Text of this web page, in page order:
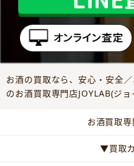
お酒の買取なら、安心・安全
のお酒買取専門店JOYLAB(ジョ
お酒買取専
▼買取